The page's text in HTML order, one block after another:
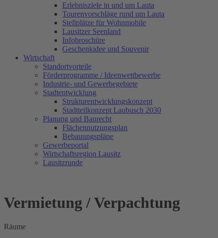
Erlebnisziele in und um Lauta
Tourenvorschläge rund um Lauta
Stellplätze für Wohnmobile
Lausitzer Seenland
Infobroschüre
Geschenkidee und Souvenir
Wirtschaft
Standortvorteile
Förderprogramme / Ideenwettbewerbe
Industrie- und Gewerbegebiete
Stadtentwicklung
Strukturentwicklungskonzept
Stadtteilkonzept Laubusch 2030
Planung und Baurecht
Flächennutzungsplan
Bebauungspläne
Gewerbeportal
Wirtschaftsregion Lausitz
Lausitzrunde
Vermietung / Verpachtung
Räume